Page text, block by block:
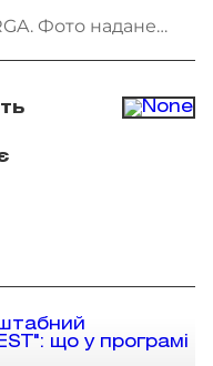
Фото надане